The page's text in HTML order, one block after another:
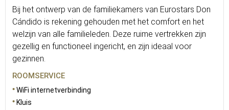
Bij het ontwerp van de familiekamers van Eurostars Don
Cándido is rekening gehouden met het comfort en het
welzijn van alle familieleden. Deze ruime vertrekken zijn
gezellig en functioneel ingericht, en zijn ideaal voor
gezinnen.
ROOMSERVICE
WiFi internetverbinding
Kluis